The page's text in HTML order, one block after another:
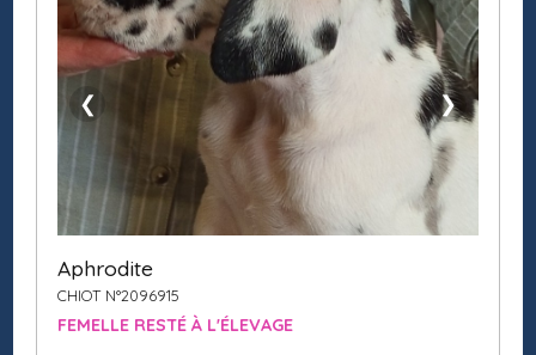
❮ ❯
Aphrodite
CHIOT N°2096915
FEMELLE RESTÉ À L'ÉLEVAGE